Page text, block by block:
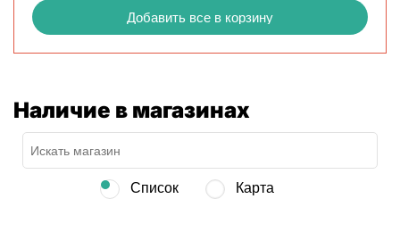
Добавить все в корзину
Наличие в магазинах
Список Карта